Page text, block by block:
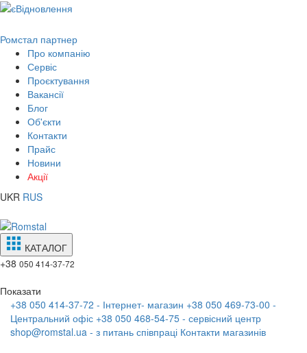
Ромстал партнер
Про компанію
Сервіс
Проєктування
Вакансії
Блог
Об'єкти
Контакти
Прайс
Новини
Акції
UKR RUS
КАТАЛОГ
+38 050 414-37-72
Показати
+38 050 414-37-72 - Інтернет- магазин +38 050 469-73-00 -
Центральний офіс +38 050 468-54-75 - сервісний центр
shop@romstal.ua - з питань співпраці Контакти магазинів